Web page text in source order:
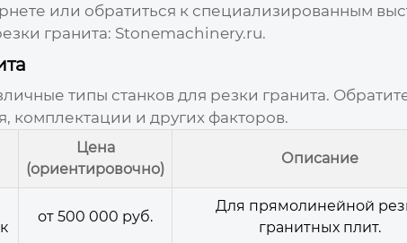
или обратиться к специализированным
гранита: Stonemachinery.ru.
типы станков для резки гранита.
комплектации и других факторов.
Цена
(ориентировочно)
Описание
от 500 000 руб.
Для прямолинейной
гранитных плит.